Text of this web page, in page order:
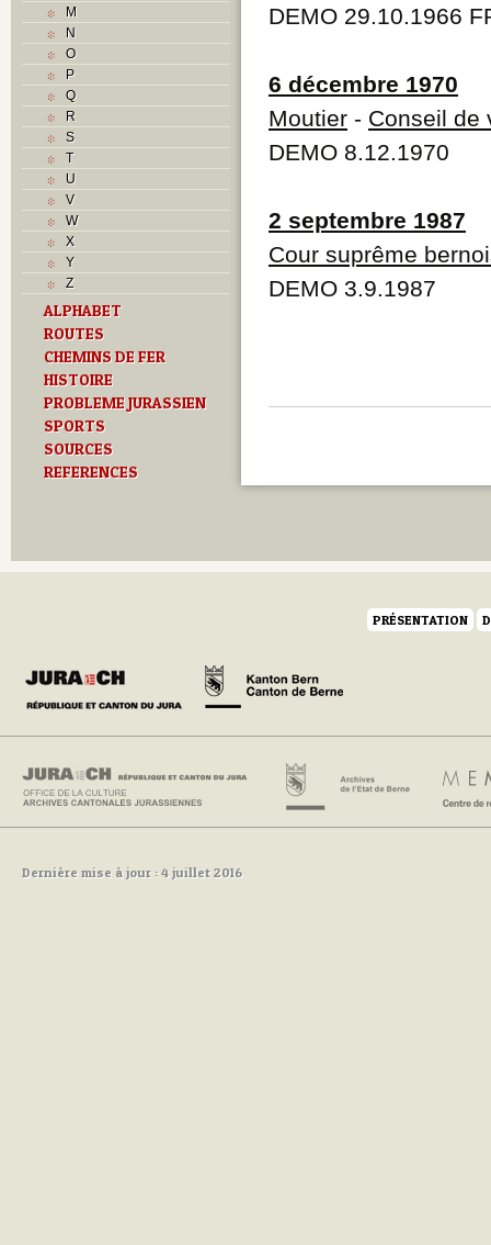
M
N
O
P
Q
R
S
T
U
V
W
X
Y
Z
ALPHABET
ROUTES
CHEMINS DE FER
HISTOIRE
PROBLEME JURASSIEN
SPORTS
SOURCES
REFERENCES
DEMO 29.10.1966
6 décembre 1970
Moutier - Conseil de
DEMO 8.12.1970
2 septembre 1987
Cour suprême
DEMO 3.9.1987
PRÉSENTATION
Dernière mise à jour : 4 juillet 2016